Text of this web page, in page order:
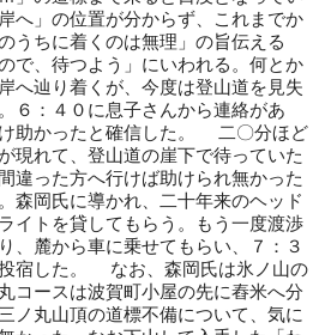
へ」の位置が分からず、これまでか
うちに着くのは無理」の旨伝える
で、待つよう」にいわれる。何とか
へ辿り着くが、今度は登山道を見失
６：４０に息子さんから連絡があ
助かったと確信した。 二〇分ほど
現れて、登山道の崖下で待っていた
違った方へ行けば助けられ無かった
森岡氏に導かれ、二十年来のヘッド
イトを貸してもらう。もう一度渡渉
、麓から車に乗せてもらい、７：３
宿した。 なお、森岡氏は氷ノ山の
コースは波賀町小屋の先に舂米へ分
ノ丸山頂の道標不備について、気に